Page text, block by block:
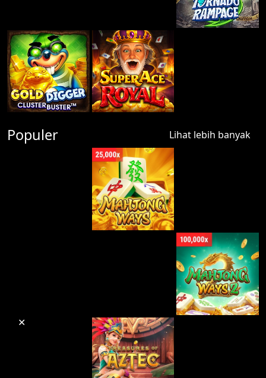
✕
Populer Lihat lebih banyak